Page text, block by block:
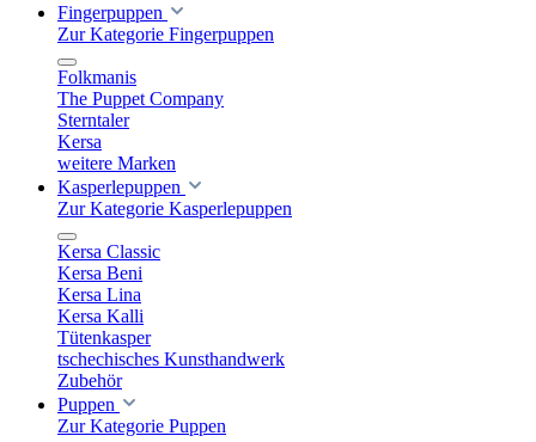
Fingerpuppen
Zur Kategorie Fingerpuppen
Folkmanis
The Puppet Company
Sterntaler
Kersa
weitere Marken
Kasperlepuppen
Zur Kategorie Kasperlepuppen
Kersa Classic
Kersa Beni
Kersa Lina
Kersa Kalli
Tütenkasper
tschechisches Kunsthandwerk
Zubehör
Puppen
Zur Kategorie Puppen